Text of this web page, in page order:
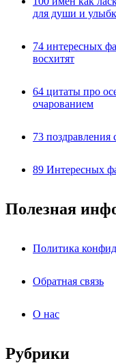
для души и
74 интересных
восхитят
64 цитаты про
очарованием
73 поздравления
89 Интересных
Полезная
Политика
Обратная связь
О нас
Рубрики